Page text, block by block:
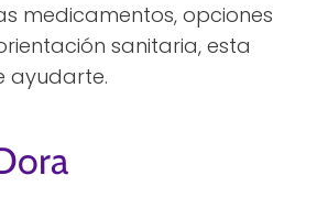
medicamentos, opciones
sanitaria, esta
ayudarte.